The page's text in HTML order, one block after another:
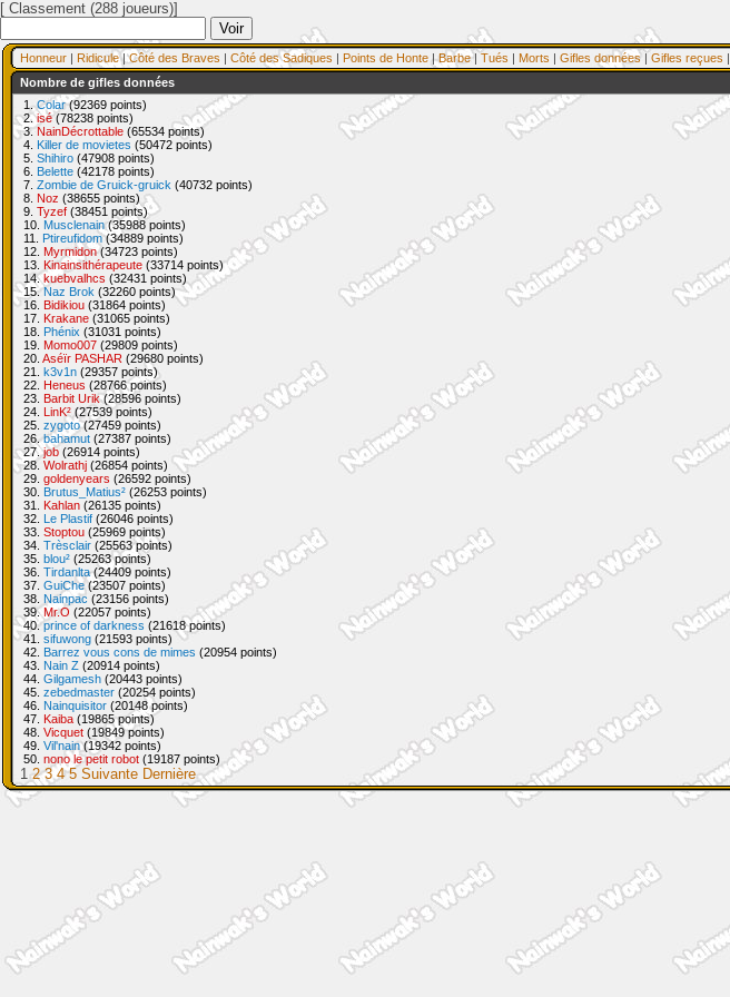
[ Classement (288 joueurs)]
Honneur | Ridicule|Côté des Braves | Côté des Sadiques | Points de Honte |Barbe| Tués | Morts | Gifles données | Gifles reçues |
Nombre de gifles données
1. Colar(92369 points)
2.isé(78238 points)
3. NainDécrottable (65534 points)
4. Killer de movietes (50472 points)
5. Shihiro (47908 points)
6. Belette (42178 points)
7. Zombie de Gruick-gruick (40732 points)
8. Noz (38655 points)
9. Tyzef (38451 points)
10. Musclenain(35988 points)
11. Ptireufidom(34889 points)
12. Myrmidon(34723 points)
13. Kinainsithérapeute (33714 points)
14.kuebvalhcs (32431 points)
15.Naz Brok (32260 points)
16. Bidikiou (31864 points)
17. Krakane (31065 points)
18. Phénix (31031 points)
19. Momo007 (29809 points)
20. Aséïr PASHAR (29680 points)
21. k3v1n (29357 points)
22. Heneus (28766 points)
23. Barbit Urik(28596 points)
24. LinK² (27539 points)
25. zygoto(27459 points)
26.bahamut (27387 points)
27.job (26914 points)
28. Wolrathj (26854 points)
29. goldenyears (26592 points)
30. Brutus_Matius² (26253 points)
31. Kahlan (26135 points)
32. Le Plastif (26046 points)
33. Stoptou (25969 points)
34. Trèsclair (25563 points)
35. blou² (25263 points)
36. Tirdanlta(24409 points)
37. GuiChe (23507 points)
38. Nainpac (23156 points)
39.Mr.O (22057 points)
40.prince of darkness (21618 points)
41. sifuwong (21593 points)
42. Barrez vous cons de mimes (20954 points)
43. Nain Z (20914 points)
44. Gilgamesh (20443 points)
45. zebedmaster (20254 points)
46. Nainquisitor (20148 points)
47. Kaiba (19865 points)
48. Vicquet (19849 points)
49. Vil'nain(19342 points)
50. nono le petit robot (19187 points)
1 2 3 4 5 Suivante Dernière